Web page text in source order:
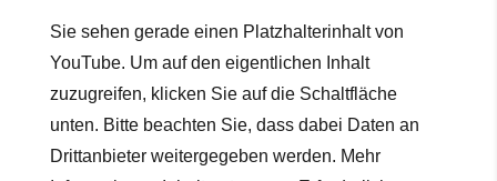
Sie sehen gerade einen Platzhalterinhalt von
YouTube. Um auf den eigentlichen Inhalt
zuzugreifen, klicken Sie auf die Schaltfläche
unten. Bitte beachten Sie, dass dabei Daten an
Drittanbieter weitergegeben werden. Mehr